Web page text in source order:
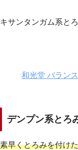
キサンタンガム系と
和光堂 バラン
デンプン系とろ
素早くとろみを付け